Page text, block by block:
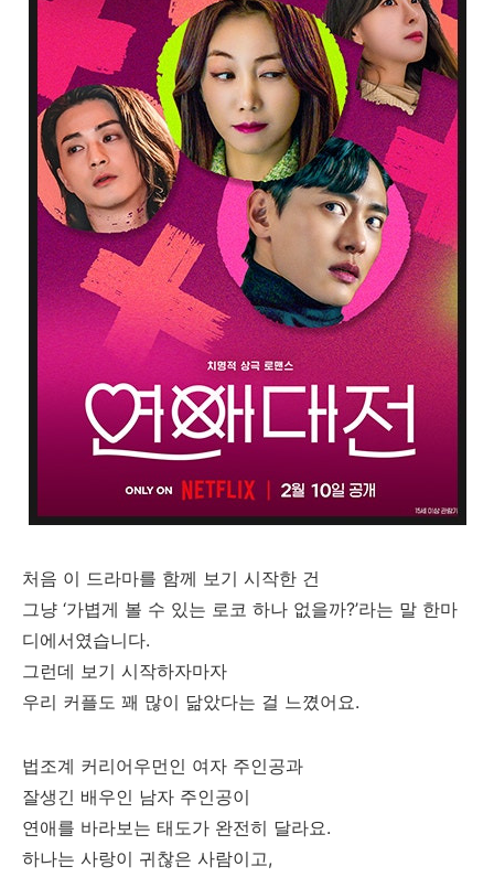
처음 이 드라마를 함께 보기 시작한 건
그냥 ‘가볍게 볼 수 있는 로코 하나 없을까?’라는 말 한마
디에서였습니다.
그런데 보기 시작하자마자
우리 커플도 꽤 많이 닮았다는 걸 느꼈어요.
법조계 커리어우먼인 여자 주인공과
잘생긴 배우인 남자 주인공이
연애를 바라보는 태도가 완전히 달라요.
하나는 사랑이 귀찮은 사람이고,